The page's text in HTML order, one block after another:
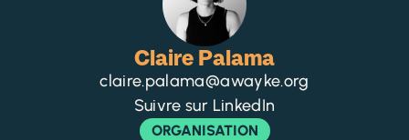
Claire Palama
claire.palama@awayke.org
Suivre sur LinkedIn
ORGANISATION